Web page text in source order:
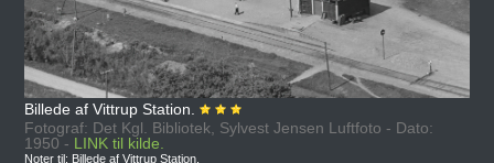
Billede af Vittrup Station.
Fotograf: Det Kgl. Bibliotek, Sylvest Jensen Luftfoto - Dato:
1950 - LINK til kilde.
Noter til: Billede af Vittrup Station.